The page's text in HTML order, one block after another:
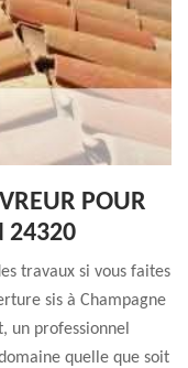
POUR
24320
travaux si vous faites
sis à Champagne
un professionnel
quelle que soit